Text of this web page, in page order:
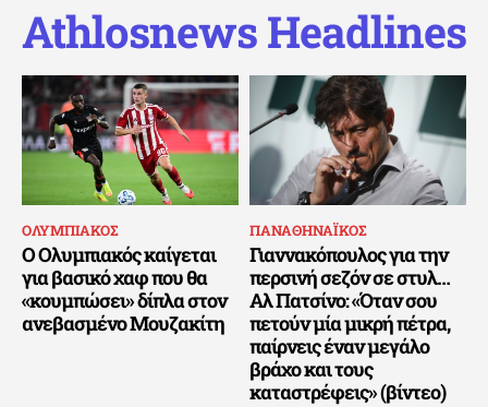
Athlosnews Headlines
ΟΛΥΜΠΙΑΚΟΣ
Ο Ολυμπιακός καίγεται
για βασικό χαφ που θα
«κουμπώσει» δίπλα στον
ανεβασμένο Μουζακίτη
ΠΑΝΑΘΗΝΑΪΚΟΣ
Γιαννακόπουλος για την
περσινή σεζόν σε στυλ…
Αλ Πατσίνο: «Όταν σου
πετούν μία μικρή πέτρα,
παίρνεις έναν μεγάλο
βράχο και τους
καταστρέφεις» (βίντεο)